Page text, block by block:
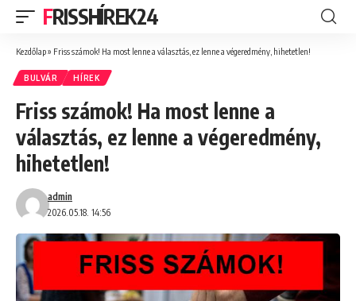
FRISSHÍREK24
Kezdőlap» Friss számok! Ha most lenne a választás, ez lenne a végeredmény, hihetetlen!
BULVÁR HÍREK
Friss számok! Ha most lenne a
választás, ez lenne a végeredmény,
hihetetlen!
2026.05.18. 14:56
admin